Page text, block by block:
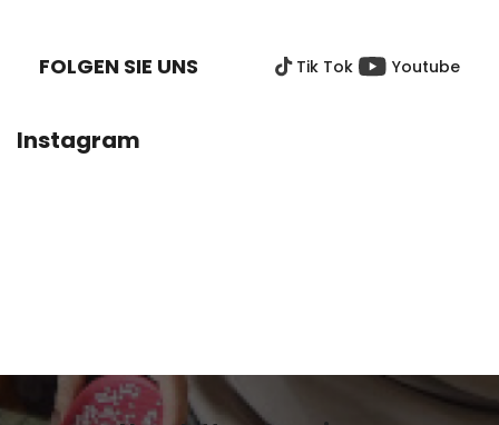
FOLGEN SIE UNS Tik Tok Youtube
Instagram